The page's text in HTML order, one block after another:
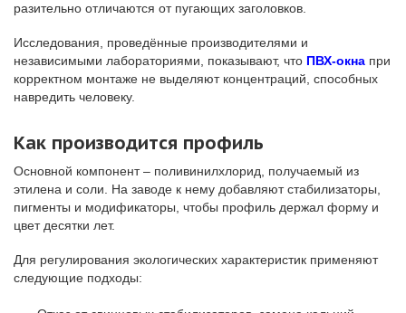
разительно отличаются от пугающих заголовков.
Исследования, проведённые производителями и
независимыми лабораториями, показывают, что ПВХ-окна при
корректном монтаже не выделяют концентраций, способных
навредить человеку.
Как производится профиль
Основной компонент – поливинилхлорид, получаемый из
этилена и соли. На заводе к нему добавляют стабилизаторы,
пигменты и модификаторы, чтобы профиль держал форму и
цвет десятки лет.
Для регулирования экологических характеристик применяют
следующие подходы: